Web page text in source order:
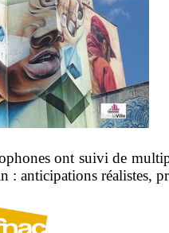
ont suivi de
: anticipations réalistes,